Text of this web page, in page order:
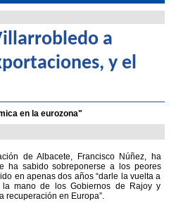
a
y el
en la eurozona"
de Albacete, Francisco Núñez, ha
ha sabido sobreponerse a los peores
en apenas dos años “darle la vuelta a
mano de los Gobiernos de Rajoy y
recuperación en Europa”.